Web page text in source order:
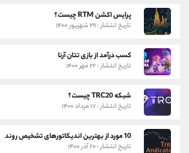
پرایس اکشن RTM چیست؟
تاریخ انتشار : ۲۹ شهریور ۱۴۰۰
کسب درآمد از بازی تتان آرنا
تاریخ انتشار : ۲۲ مهر ۱۴۰۰
شبکه TRC20 چیست؟
تاریخ انتشار : ۱۷ مرداد ۱۴۰۰
10 مورد از بهترین اندیکاتورهای تشخیص روند
تاریخ انتشار : ۲۰ آذر ۱۴۰۰